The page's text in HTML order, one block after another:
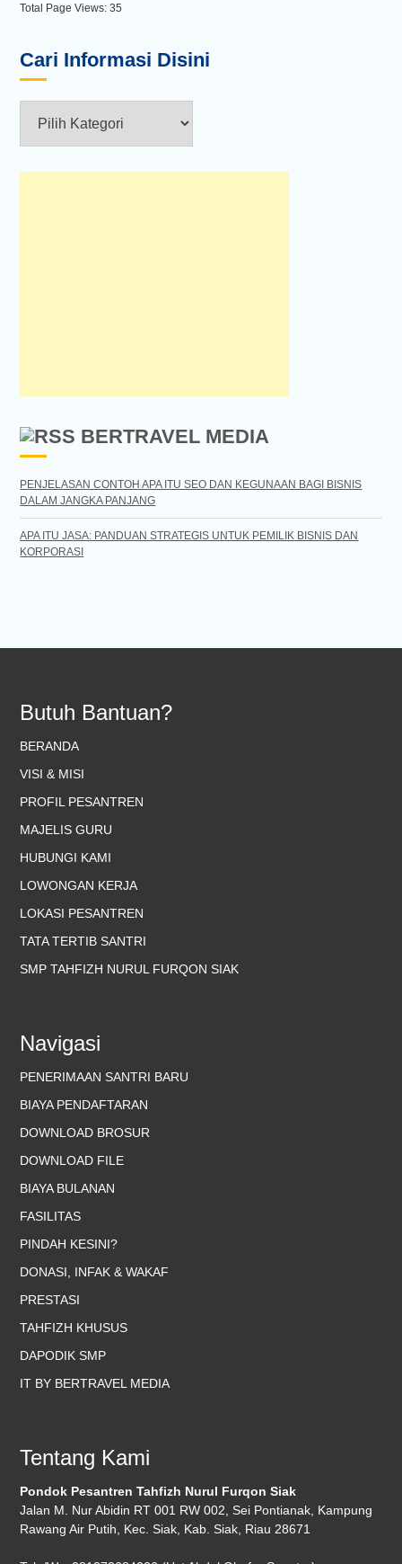
Total Page Views:35
Cari Informasi Disini
Informasi
Disini
BERTRAVEL MEDIA
PENJELASAN CONTOH APA ITU SEO DAN KEGUNAAN BAGI BISNIS
DALAM JANGKA PANJANG
APA ITU JASA: PANDUAN STRATEGIS UNTUK PEMILIK BISNIS DAN
KORPORASI
Butuh Bantuan?
BERANDA
VISI & MISI
PROFIL PESANTREN
MAJELIS GURU
HUBUNGI KAMI
LOWONGAN KERJA
LOKASI PESANTREN
TATA TERTIB SANTRI
SMP TAHFIZH NURUL FURQON SIAK
Navigasi
PENERIMAAN SANTRI BARU
BIAYA PENDAFTARAN
DOWNLOAD BROSUR
DOWNLOAD FILE
BIAYA BULANAN
FASILITAS
PINDAH KESINI?
DONASI, INFAK & WAKAF
PRESTASI
TAHFIZH KHUSUS
DAPODIK SMP
IT BY BERTRAVEL MEDIA
Tentang Kami
Pondok Pesantren Tahfizh Nurul Furqon Siak
Jalan M. Nur Abidin RT 001 RW 002, Sei Pontianak, Kampung
Rawang Air Putih, Kec. Siak, Kab. Siak, Riau 28671